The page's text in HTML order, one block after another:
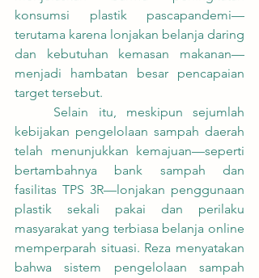
konsumsi plastik pascapandemi—
terutama karena lonjakan belanja daring
dan kebutuhan kemasan makanan—
menjadi hambatan besar pencapaian
target tersebut.
kebijakan pengelolaan sampah daerah
telah menunjukkan kemajuan—seperti
bertambahnya bank sampah dan
fasilitas TPS 3R—lonjakan penggunaan
plastik sekali pakai dan perilaku
masyarakat yang terbiasa belanja online
memperparah situasi. Reza menyatakan
bahwa sistem pengelolaan sampah